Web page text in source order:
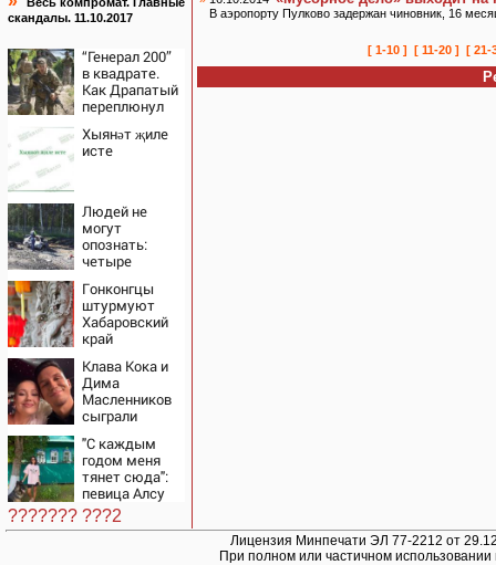
скандалы. 11.10.2017
“Генерал 200”
в квадрате.
Как Драпатый
переплюнул
Хыянәт җиле
исте
Людей не
могут
опознать:
четыре
сгорели
заживо в
страшном
ДТП на трассе
07/08/2026 –
Новости
Гонконгцы
штурмуют
Хабаровский
край
Клава Кока и
Дима
Масленников
сыграли
"С каждым
годом меня
тянет сюда":
певица Алсу
приехала в
татарскую
??????? ???2
В аэропорту Пулково задержан чиновник, 16
[ 1-10 ] [ 11-20 ] [ 21-
Лицензия Минпечати ЭЛ 77-2212 от
При полном или частичном